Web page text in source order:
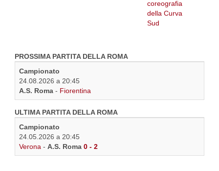
PROSSIMA PARTITA DELLA ROMA
Campionato
24.08.2026 a 20:45
A.S. Roma - Fiorentina
ULTIMA PARTITA DELLA ROMA
Campionato
24.05.2026 a 20:45
Verona - A.S. Roma 0 - 2